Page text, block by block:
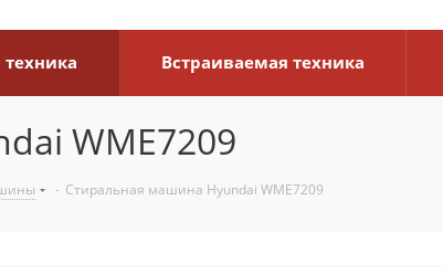
Встраиваемая техника
WME7209
- Стиральная машина Hyundai WME7209